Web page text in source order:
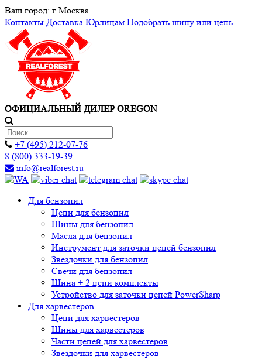
Ваш город: г Москва
Контакты Доставка Юрлицам Подобрать шину или цепь
ОФИЦИАЛЬНЫЙ ДИЛЕР OREGON
+7 (495) 212-07-76
8 (800) 333-19-39
info@realforest.ru
Для бензопил
Цепи для бензопил
Шины для бензопил
Масла для бензопил
Инструмент для заточки цепей бензопил
Звездочки для бензопил
Свечи для бензопил
Шина + 2 цепи комплекты
Устройство для заточки цепей PowerSharp
Для харвестеров
Цепи для харвестеров
Шины для харвестеров
Части цепей для харвестеров
Звездочки для харвестеров